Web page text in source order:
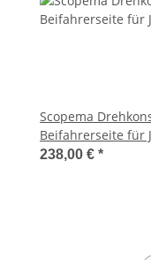
Scopema
Beifahrerseite für
Ducato / Boxer
238,00 € *